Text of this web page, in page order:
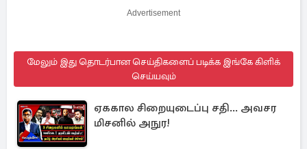
Advertisement
மேலும் இது தொடர்பான செய்திகளைப் படிக்க இங்கே கிளிக்
செய்யவும்
ஏககால சிறையுடைப்பு சதி... அவசர
மிசனில் அநுர!